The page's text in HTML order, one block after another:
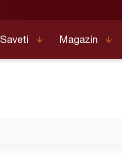
Saveti Magazin